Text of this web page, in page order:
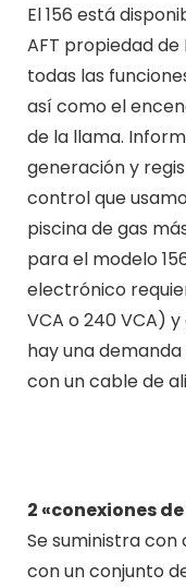
El 156 está
AFT propiedad
todas las
así como el
de la llama.
generación y
control que
piscina de gas
para el modelo
electrónico
VCA o 240 VCA)
hay una demanda
con un cable de
2 «conexiones
Se suministra con
con un conjunto